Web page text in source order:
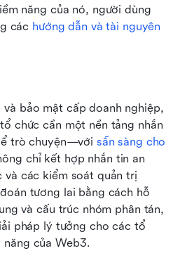
năng của nó, người dùng
các hướng dẫn và tài nguyên
bảo mật cấp doanh nghiệp,
chức cần một nền tảng nhắn
trò chuyện—với sẵn sàng cho
chỉ kết hợp nhắn tin an
các kiểm soát quản trị
tương lai bằng cách hỗ
và cấu trúc nhóm phân tán,
pháp lý tưởng cho các tổ
năng của Web3.